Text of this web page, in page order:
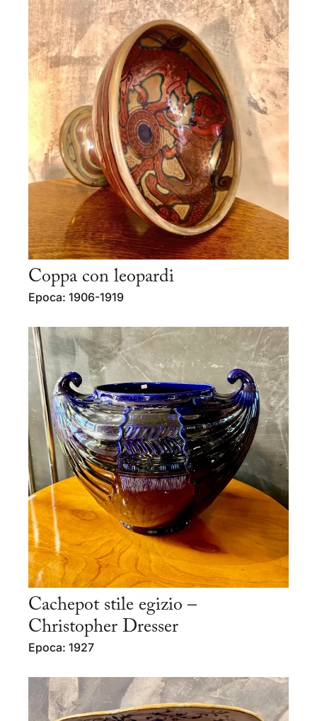
Coppa con leopardi
Epoca: 1906-1919
Cachepot stile egizio –
Christopher Dresser
Epoca: 1927